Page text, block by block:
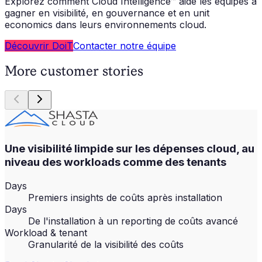
gagner en visibilité, en gouvernance et en unit
economics dans leurs environnements cloud.
Découvrir DoiTContacter notre équipe
More customer stories
Une visibilité limpide sur les dépenses cloud, au
niveau des workloads comme des tenants
Days
Premiers insights de coûts après installation
Days
De l'installation à un reporting de coûts avancé
Workload & tenant
Granularité de la visibilité des coûts